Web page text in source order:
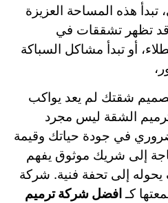
تبدأ هذه المساحة العزيزة
قد تظهر تشققات في
أو تبدأ مشاكل السباكة
شقتك لم يعد يواكب
الشقة ليس مجرد
في جودة حياتك وقيمة
إلى شريك موثوق يفهم
إلى تحفة فنية. شركة
كـ افضل شركة ترميم